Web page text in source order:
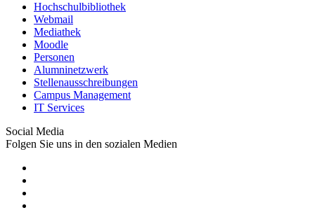
Hochschulbibliothek
Webmail
Mediathek
Moodle
Personen
Alumninetzwerk
Stellenausschreibungen
Campus Management
IT Services
Social Media
Folgen Sie uns in den sozialen Medien